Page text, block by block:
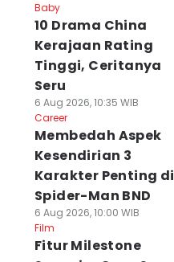
Baby
10 Drama China
Kerajaan Rating
Tinggi, Ceritanya
Seru
6 Aug 2026, 10:35 WIB
Career
Membedah Aspek
Kesendirian 3
Karakter Penting di
Spider-Man BND
6 Aug 2026, 10:00 WIB
Film
Fitur Milestone